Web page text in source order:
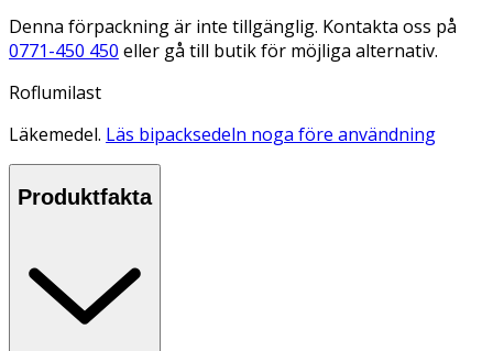
Denna förpackning är inte tillgänglig. Kontakta oss på
0771-450 450 eller gå till butik för möjliga alternativ.
Roflumilast
Läkemedel. Läs bipacksedeln noga före användning
Produktfakta